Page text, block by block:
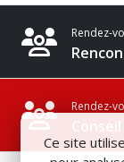
Rendez-
Rendez-
Ce site